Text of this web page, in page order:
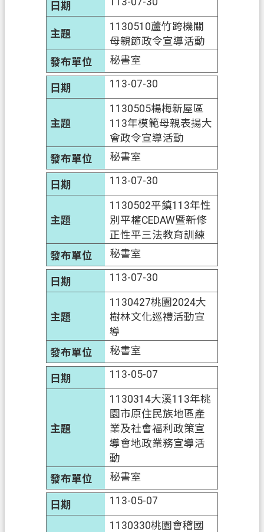
1130510蘆竹跨機關
母親節政令宣導活動
秘書室
113-07-30
1130505楊梅新屋區
113年模範母親表揚大
會政令宣導活動
秘書室
113-07-30
1130502平鎮113年性
別平權CEDAW暨新修
正性平三法教育訓練
秘書室
113-07-30
1130427桃園2024大
樹林文化巡禮活動宣
導
秘書室
113-05-07
1130314大溪113年桃
園市原住民族地區產
業及社會福利政策宣
導會地政業務宣導活
動
秘書室
113-05-07
1130330桃園會稽國